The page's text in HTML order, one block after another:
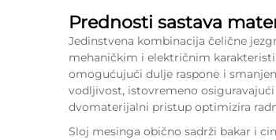
Prednosti sastava
Jedinstvena kombinacija čelične
mehaničkim i električnim
omogućujući dulje rasponе i
vodljivost, istovremeno
dvomaterijalni pristup optimizira
Sloj mesinga obično sadrži bakar i